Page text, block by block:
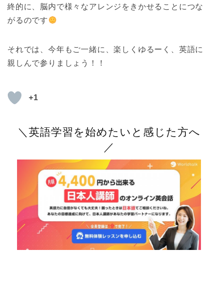
終的に、脳内で様々なアレンジをきかせることにつな
がるのです
それでは、今年もご一緒に、楽しくゆるーく、英語に
親しんで参りましょう！！
+1
＼英語学習を始めたいと感じた方へ
／